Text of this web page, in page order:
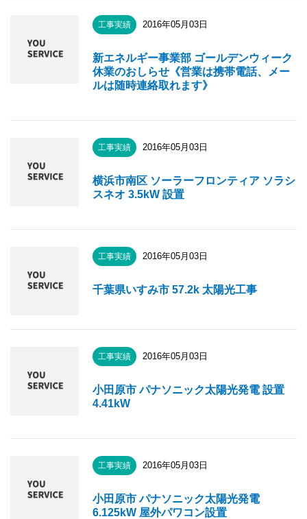
工事実績 2016年05月03日
新エネルギー事業部 ゴールデンウィーク
休業のおしらせ《営業は携帯電話、メー
ルは随時連絡取れます》
工事実績 2016年05月03日
横浜市南区 ソーラーフロンティア ソラシ
スネオ 3.5kW 設置
工事実績 2016年05月03日
千葉県いすみ市 57.2k 太陽光工事
工事実績 2016年05月03日
小田原市 パナソニック太陽光発電 設置
4.41kW
工事実績 2016年05月03日
小田原市 パナソニック太陽光発電
6.125kW 屋外パワコン設置